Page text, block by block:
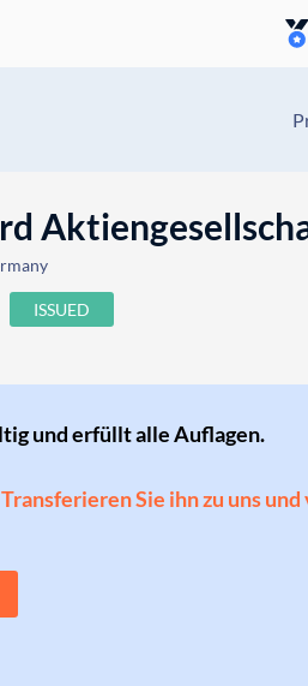
ISSUED
und erfüllt alle Auflagen.
Transferieren Sie ihn zu uns